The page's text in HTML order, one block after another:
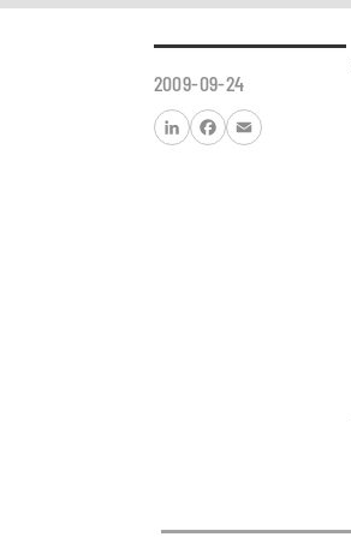
2009-09-24
FacebookEmail